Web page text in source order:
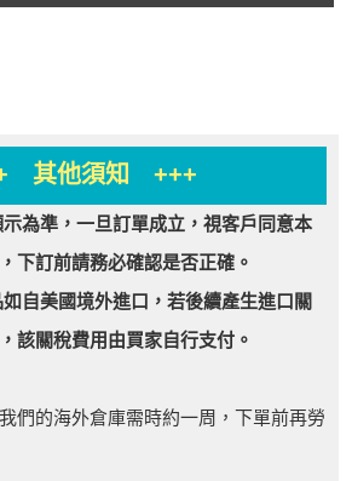
其他須知 +++
為準，一旦訂單成立，視客戶同意本
下訂前請務必確認是否正確。
自美國境外進口，若後續產生進口關
該關稅費用由買家自行支付。
們的海外倉庫需時約一周，下單前再勞